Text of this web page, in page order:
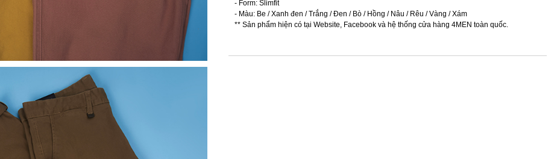
- Form: Slimfit
- Màu: Be / Xanh đen / Trắng / Đen / Bò / Hồng / Nâu / Rêu / Vàng / Xám
** Sản phẩm hiện có tại Website, Facebook và hệ thống cửa hàng 4MEN toàn quốc.